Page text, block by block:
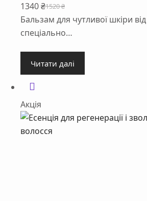
1520₴
Оригінальна
ціна:
1520 ₴.
1340₴
Поточна
ціна:
1340 ₴.
Бальзам для чутливої шкіри
спеціально…
Читати далі
Акція